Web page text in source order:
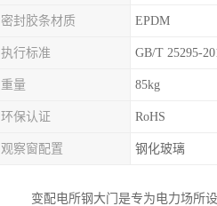
密封胶条材质 EPDM
执行标准 GB/T 25295-
重量 85kg
环保认证 RoHS
观察窗配置 钢化玻璃
变配电所钢大门是专为电力场所